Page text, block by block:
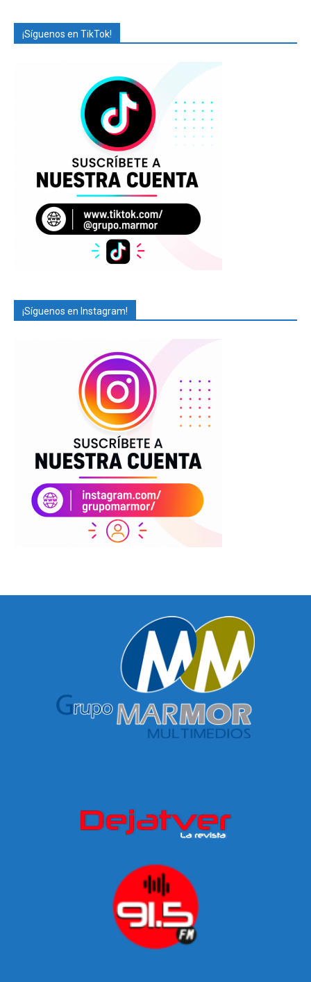
¡Síguenos en TikTok!
¡Síguenos en Instagram!